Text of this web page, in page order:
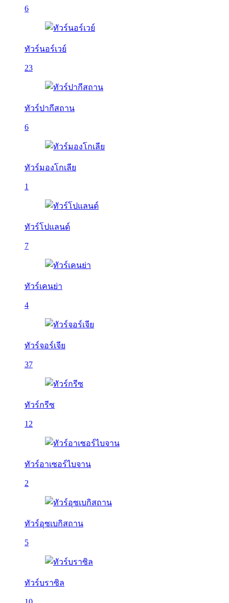
6
ทัวร์นอร์เวย์
23
ทัวร์ปากีสถาน
6
ทัวร์มองโกเลีย
1
ทัวร์โปแลนด์
7
ทัวร์เคนย่า
4
ทัวร์จอร์เจีย
37
ทัวร์กรีซ
12
ทัวร์อาเซอร์ไบจาน
2
ทัวร์อุซเบกิสถาน
5
ทัวร์บราซิล